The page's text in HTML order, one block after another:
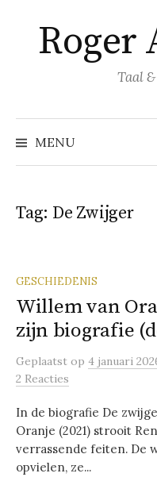
inhoud
springen
Roger
Taal
MENU
Tag: De Zwijger
GESCHIEDENIS
Willem van
zijn biografie
Geplaatst op 4 januari
2 Reacties
In de biografie De
Oranje (2021) strooit
verrassende feiten. De
opvielen, ze...